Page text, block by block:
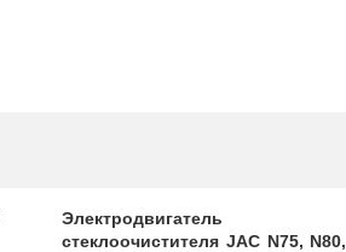
Электродвигатель
стеклоочистителя JAC N75, N80,